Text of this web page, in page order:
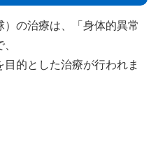
の治療は、「身体的異常
的とした治療が行われま